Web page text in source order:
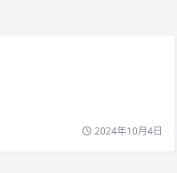
2024年10月4日